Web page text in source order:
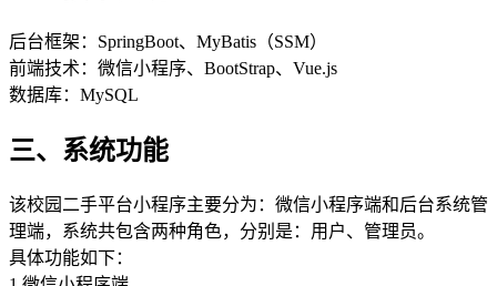
后台框架：SpringBoot、MyBatis（SSM）
前端技术：微信小程序、BootStrap、Vue.js
数据库：MySQL
三、系统功能
该校园二手平台小程序主要分为：微信小程序端和后台系统管
理端，系统共包含两种角色，分别是：用户、管理员。
具体功能如下：